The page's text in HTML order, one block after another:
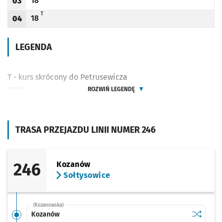
TRASA PRZEJAZDU LINII NUMER 246
246
Kozanów
Sołtysowice
(Kozanowska)
Kozanów Sprawdź
Kozanów
Godzina odjazdu
Odjazd
minut po godzinie 03
Godzina odjazdu
04
Odjazd
18
minut po godzinie 04
TT - KURS SKRÓCONY DO PETRUSEWICZA
LEGENDA
T - kurs skrócony do Petrusewicza
ROZWIŃ LEGENDĘ